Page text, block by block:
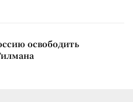
освободить